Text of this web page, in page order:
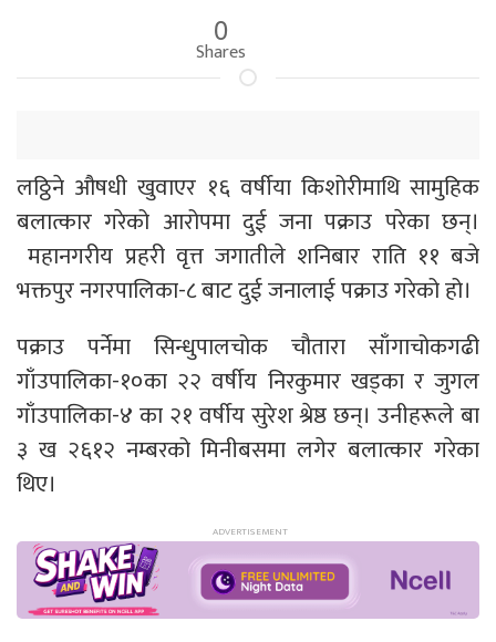
0
Shares
लठ्ठिने औषधी खुवाएर १६ वर्षीया किशोरीमाथि सामुहिक
बलात्कार गरेको आरोपमा दुई जना पक्राउ परेका छन्।
महानगरीय प्रहरी वृत्त जगातीले शनिबार राति ११ बजे
भक्तपुर नगरपालिका-८ बाट दुई जनालाई पक्राउ गरेको हो।
पक्राउ पर्नेमा सिन्धुपालचोक चौतारा साँगाचोकगढी
गाँउपालिका-१०का २२ वर्षीय निरकुमार खड्का र जुगल
गाँउपालिका-४ का २१ वर्षीय सुरेश श्रेष्ठ छन्। उनीहरूले बा
३ ख २६१२ नम्बरको मिनीबसमा लगेर बलात्कार गरेका
थिए।